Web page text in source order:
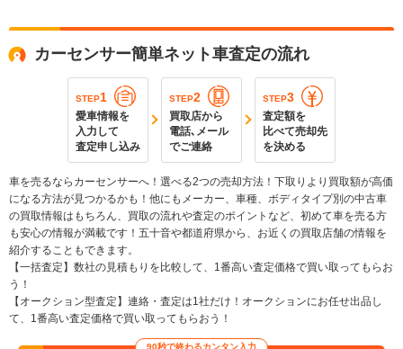
カーセンサー簡単ネット車査定の流れ
STEP1
愛車情報を
入力して
査定申し込み
STEP2
買取店から
電話､メール
でご連絡
STEP3
査定額を
比べて売却先
を決める
車を売るならカーセンサーへ！選べる2つの売却方法！下取りより買取額が高価
になる方法が見つかるかも！他にもメーカー、車種、ボディタイプ別の中古車
の買取情報はもちろん、買取の流れや査定のポイントなど、初めて車を売る方
も安心の情報が満載です！五十音や都道府県から、お近くの買取店舗の情報を
紹介することもできます。
【一括査定】数社の見積もりを比較して、1番高い査定価格で買い取ってもらお
う！
【オークション型査定】連絡・査定は1社だけ！オークションにお任せ出品し
て、1番高い査定価格で買い取ってもらおう！
90秒で終わるカンタン入力